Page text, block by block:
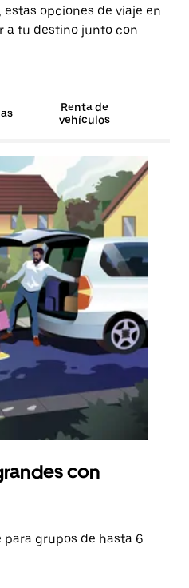
opciones de viaje en
a tu destino junto con
Renta de
vehículos
con
para grupos de hasta 6